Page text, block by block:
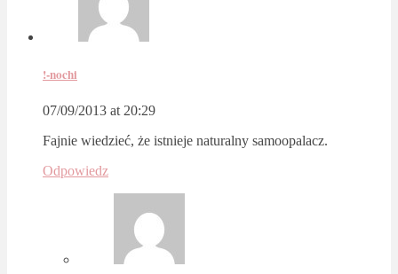
!-nochi
07/09/2013 at 20:29
Fajnie wiedzieć, że istnieje naturalny samoopalacz.
Odpowiedz